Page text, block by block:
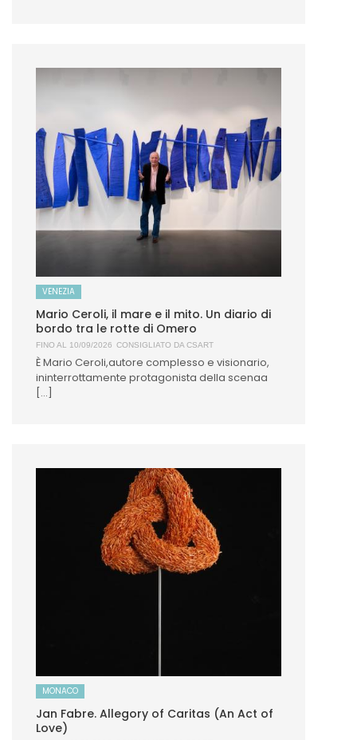
VENEZIA
Mario Ceroli, il mare e il mito. Un diario di
bordo tra le rotte di Omero
FINO AL 10/09/2026 CONSIGLIATO DA CSART
È Mario Ceroli,autore complesso e visionario,
ininterrottamente protagonista della scenaa
[...]
MONACO
Jan Fabre. Allegory of Caritas (An Act of
Love)